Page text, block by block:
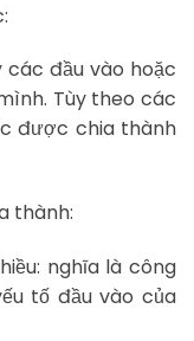
các đầu vào hoặc
Tùy theo các
được chia thành
thành:
nghĩa là công
tố đầu vào của